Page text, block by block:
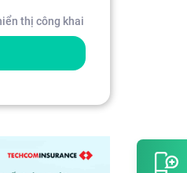
thị công khai